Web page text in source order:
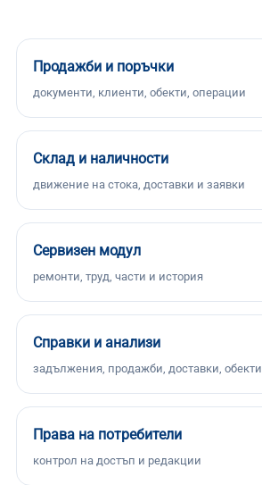
Продажби и поръчки
документи, клиенти, обекти, операции
Склад и наличности
движение на стока, доставки и заявки
Сервизен модул
ремонти, труд, части и история
Справки и анализи
задължения, продажби, доставки, обекти
Права на потребители
контрол на достъп и редакции